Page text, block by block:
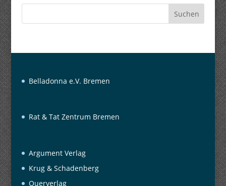
Suchen
Belladonna e.V. Bremen
Rat & Tat Zentrum Bremen
Argument Verlag
Krug & Schadenberg
Querverlag